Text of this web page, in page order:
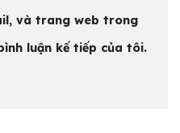
và trang web trong
luận kế tiếp của tôi.